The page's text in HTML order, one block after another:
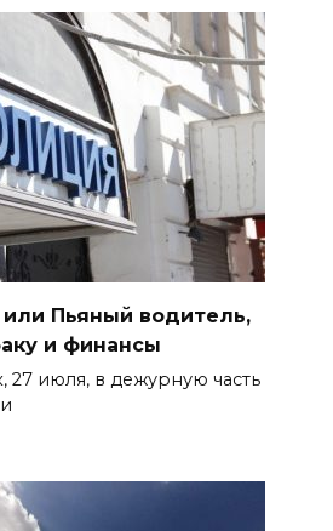
Пьяный водитель,
и финансы
27 июля, в дежурную часть